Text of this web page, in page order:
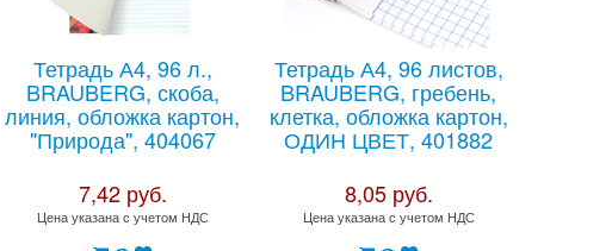
Тетрадь А4, 96 л.,
BRAUBERG, скоба,
линия, обложка картон,
"Природа", 404067
7,42 руб.
Цена указана с учетом НДС
Тетрадь А4, 96 листов,
BRAUBERG, гребень,
клетка, обложка картон,
ОДИН ЦВЕТ, 401882
8,05 руб.
Цена указана с учетом НДС